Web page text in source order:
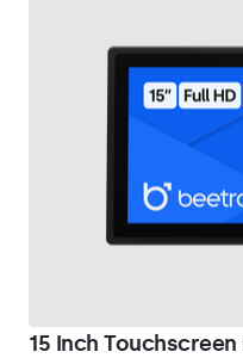
15 Inch